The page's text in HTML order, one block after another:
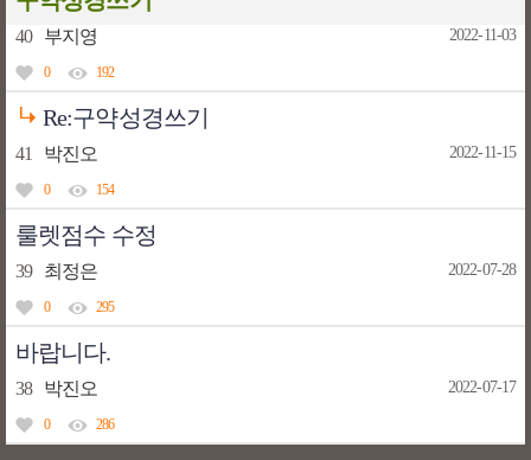
40 부지영 2022-11-03
0 192
Re:구약성경쓰기
41 박진오 2022-11-15
0 154
룰렛점수 수정
39 최정은 2022-07-28
0 295
바랍니다.
38 박진오 2022-07-17
0 286